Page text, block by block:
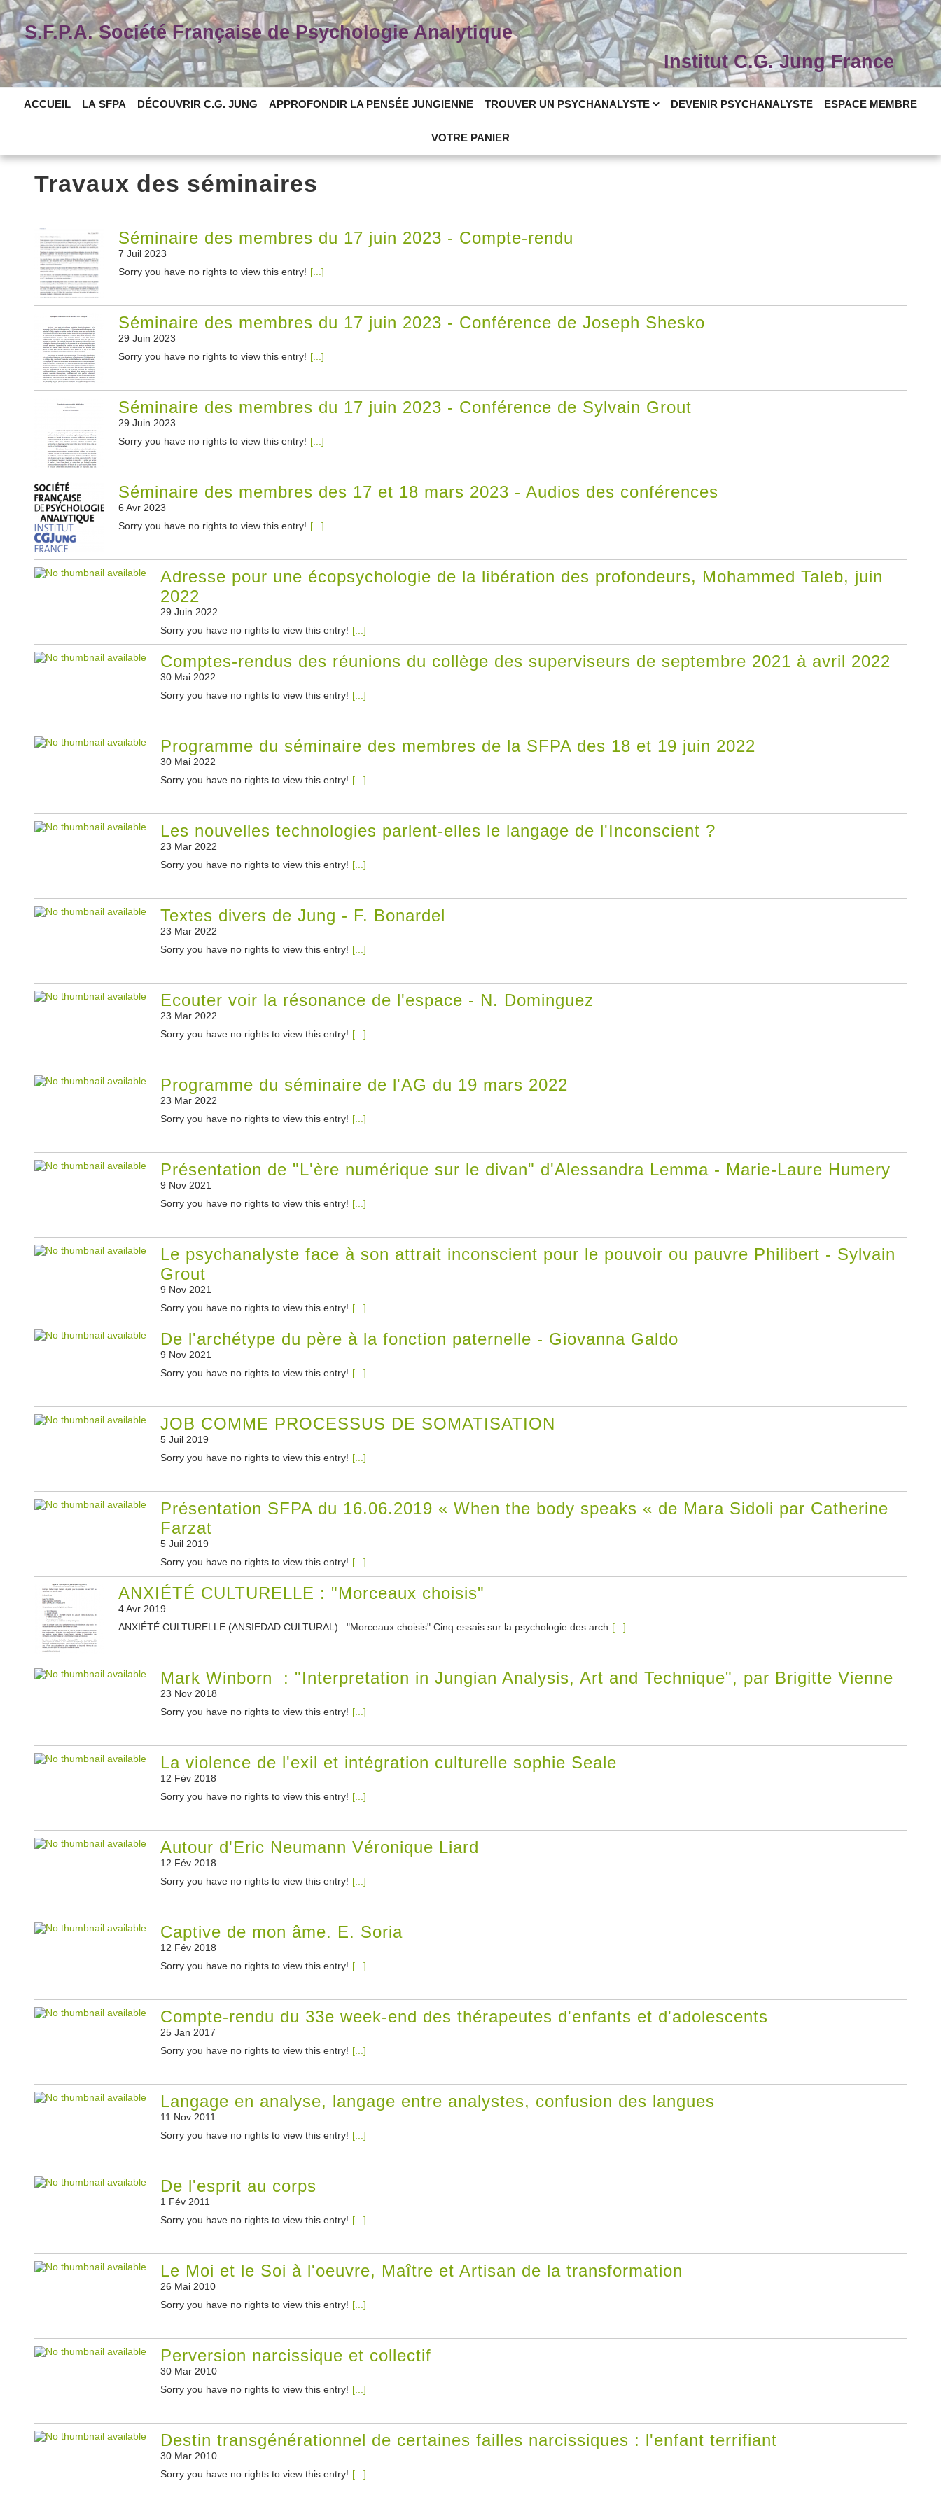
Skip
to
contentS.F.P.A. Société Française de Psychologie Analytique
Institut C.G. Jung France
ACCUEIL LA SFPA DÉCOUVRIR C.G. JUNG APPROFONDIR LA PENSÉE JUNGIENNE TROUVER UN PSYCHANALYSTE DEVENIR PSYCHANALYSTE ESPACE MEMBRE
VOTRE PANIER
Travaux des séminaires
Séminaire des membres du 17 juin 2023 - Compte-rendu
7 Juil 2023
Sorry you have no rights to view this entry! [...]
Séminaire des membres du 17 juin 2023 - Conférence de Joseph Shesko
29 Juin 2023
Sorry you have no rights to view this entry! [...]
Séminaire des membres du 17 juin 2023 - Conférence de Sylvain Grout
29 Juin 2023
Sorry you have no rights to view this entry! [...]
Séminaire des membres des 17 et 18 mars 2023 - Audios des conférences
6 Avr 2023
Sorry you have no rights to view this entry! [...]
Adresse pour une écopsychologie de la libération des profondeurs, Mohammed Taleb, juin
2022
29 Juin 2022
Sorry you have no rights to view this entry! [...]
Comptes-rendus des réunions du collège des superviseurs de septembre 2021 à avril 2022
30 Mai 2022
Sorry you have no rights to view this entry! [...]
Programme du séminaire des membres de la SFPA des 18 et 19 juin 2022
30 Mai 2022
Sorry you have no rights to view this entry! [...]
Les nouvelles technologies parlent-elles le langage de l'Inconscient ?
23 Mar 2022
Sorry you have no rights to view this entry! [...]
Textes divers de Jung - F. Bonardel
23 Mar 2022
Sorry you have no rights to view this entry! [...]
Ecouter voir la résonance de l'espace - N. Dominguez
23 Mar 2022
Sorry you have no rights to view this entry! [...]
Programme du séminaire de l'AG du 19 mars 2022
23 Mar 2022
Sorry you have no rights to view this entry! [...]
Présentation de "L'ère numérique sur le divan" d'Alessandra Lemma - Marie-Laure Humery
9 Nov 2021
Sorry you have no rights to view this entry! [...]
Le psychanalyste face à son attrait inconscient pour le pouvoir ou pauvre Philibert - Sylvain
Grout
9 Nov 2021
Sorry you have no rights to view this entry! [...]
De l'archétype du père à la fonction paternelle - Giovanna Galdo
9 Nov 2021
Sorry you have no rights to view this entry! [...]
JOB COMME PROCESSUS DE SOMATISATION
5 Juil 2019
Sorry you have no rights to view this entry! [...]
Présentation SFPA du 16.06.2019 « When the body speaks « de Mara Sidoli par Catherine
Farzat
5 Juil 2019
Sorry you have no rights to view this entry! [...]
ANXIÉTÉ CULTURELLE : "Morceaux choisis"
4 Avr 2019
ANXIÉTÉ CULTURELLE (ANSIEDAD CULTURAL) : "Morceaux choisis" Cinq essais sur la psychologie des arch [...]
Mark Winborn : "Interpretation in Jungian Analysis, Art and Technique", par Brigitte Vienne
23 Nov 2018
Sorry you have no rights to view this entry! [...]
La violence de l'exil et intégration culturelle sophie Seale
12 Fév 2018
Sorry you have no rights to view this entry! [...]
Autour d'Eric Neumann Véronique Liard
12 Fév 2018
Sorry you have no rights to view this entry! [...]
Captive de mon âme. E. Soria
12 Fév 2018
Sorry you have no rights to view this entry! [...]
Compte-rendu du 33e week-end des thérapeutes d'enfants et d'adolescents
25 Jan 2017
Sorry you have no rights to view this entry! [...]
Langage en analyse, langage entre analystes, confusion des langues
11 Nov 2011
Sorry you have no rights to view this entry! [...]
De l'esprit au corps
1 Fév 2011
Sorry you have no rights to view this entry! [...]
Le Moi et le Soi à l'oeuvre, Maître et Artisan de la transformation
26 Mai 2010
Sorry you have no rights to view this entry! [...]
Perversion narcissique et collectif
30 Mar 2010
Sorry you have no rights to view this entry! [...]
Destin transgénérationnel de certaines failles narcissiques : l'enfant terrifiant
30 Mar 2010
Sorry you have no rights to view this entry! [...]